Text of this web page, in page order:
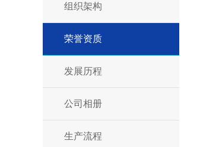
组织架构
荣誉资质
发展历程
公司相册
生产流程